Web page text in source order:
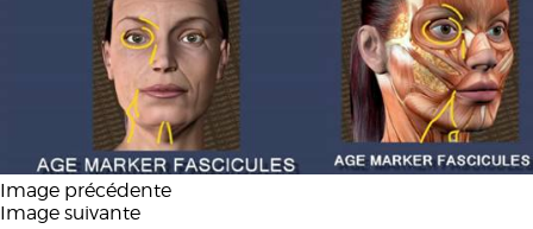
Image précédente
Image suivante